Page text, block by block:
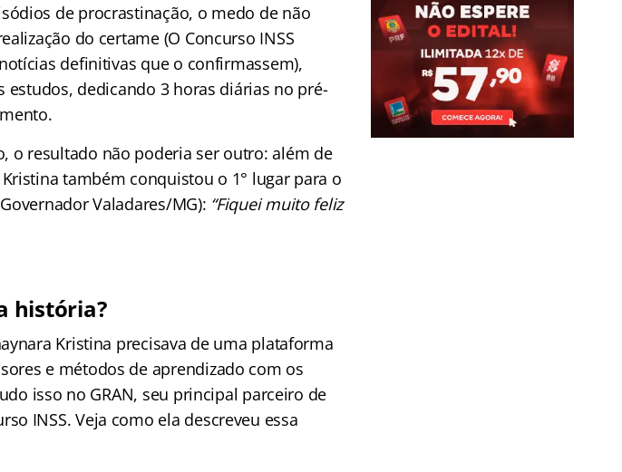
de procrastinação, o medo de não
do certame (O Concurso INSS
definitivas que o confirmassem),
dedicando 3 horas diárias no pré-
o resultado não poderia ser outro: além de
também conquistou o 1° lugar para o
Valadares/MG): “Fiquei muito feliz
história?
Kristina precisava de uma plataforma
e métodos de aprendizado com os
isso no GRAN, seu principal parceiro de
INSS. Veja como ela descreveu essa